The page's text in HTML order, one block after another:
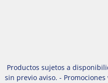
Productos sujetos a
sin previo aviso. -